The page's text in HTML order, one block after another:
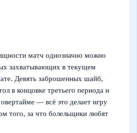
матч однозначно можно
захватывающих в текущем
Девять заброшенных шайб,
в концовке третьего периода и
— всё это делает игру
того, за что болельщики любят